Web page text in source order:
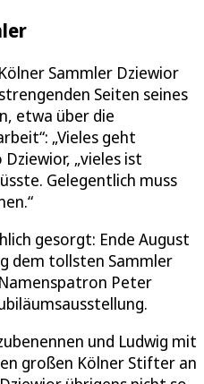
Sammler Dziewior
Seiten seines
etwa über die
„Vieles geht
„vieles ist
Gelegentlich muss
gesorgt: Ende August
dem tollsten Sammler
Peter
und Ludwig mit
großen Kölner Stifter an